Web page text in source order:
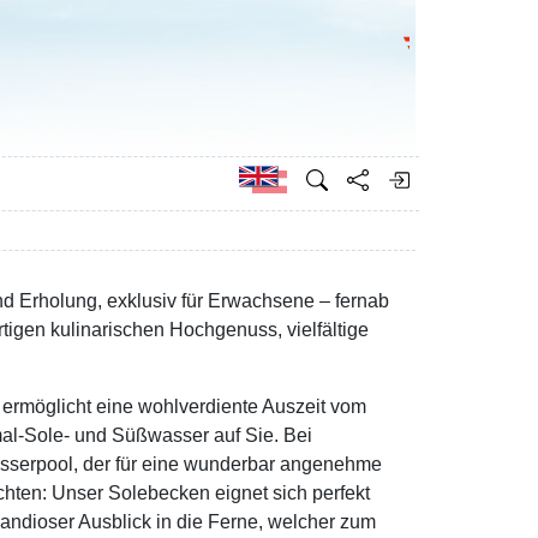
Go to the
German
Erholung, exklusiv für Erwachsene – fernab
kulinarischen Hochgenuss, vielfältige
eine wohlverdiente Auszeit vom
Sole- und Süßwasser auf Sie. Bei
der für eine wunderbar angenehme
Unser Solebecken eignet sich perfekt
Ausblick in die Ferne, welcher zum